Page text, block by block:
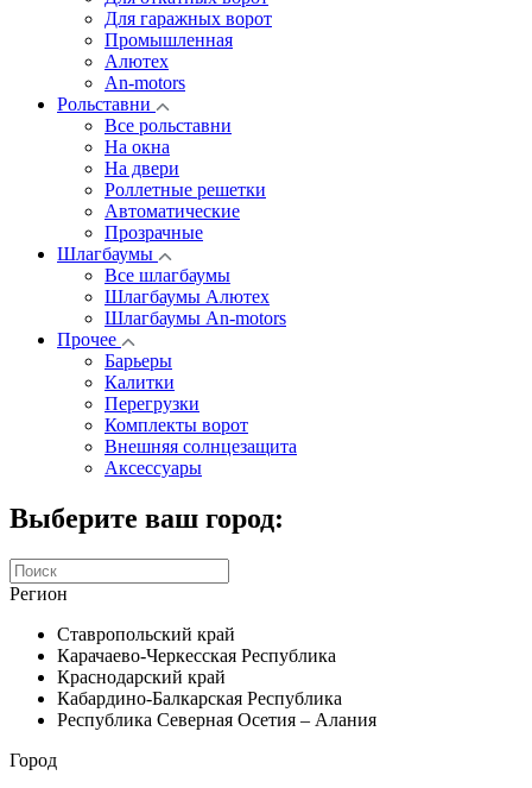
Для гаражных ворот
Промышленная
Алютех
An-motors
Рольставни
Все рольставни
На окна
На двери
Роллетные решетки
Автоматические
Прозрачные
Шлагбаумы
Все шлагбаумы
Шлагбаумы Алютех
Шлагбаумы An-motors
Прочее
Барьеры
Калитки
Перегрузки
Комплекты ворот
Внешняя солнцезащита
Аксессуары
Выберите ваш город:
Регион
Ставропольский край
Карачаево-Черкесская Республика
Краснодарский край
Кабардино-Балкарская Республика
Республика Северная Осетия – Алания
Город